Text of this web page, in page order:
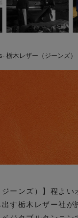
栃木レザー（ジーンズ）
ジーンズ）】程よい
す栃木レザー社が